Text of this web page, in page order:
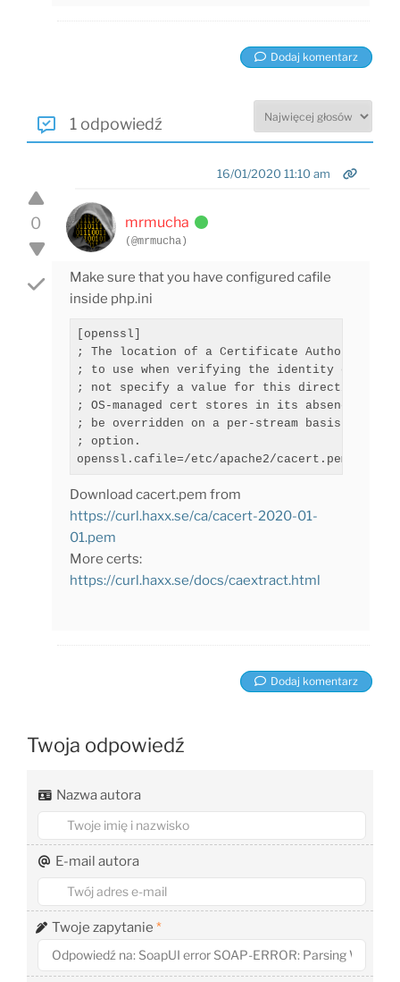
Dodaj komentarz
1 odpowiedź
0
16/01/2020 11:10 am
mrmucha
(@mrmucha)
Make sure that you have configured cafile
inside php.ini
[openssl]
; The location of a Certificate Authority
; to use when verifying the identity of SSL/
; not specify a value for this directive as
; OS-managed cert stores in its absence.
; be overridden on a per-stream basis via
; option.
Download cacert.pem from
https://curl.haxx.se/ca/cacert-2020-01-
01.pem
More certs:
https://curl.haxx.se/docs/caextract.html
Dodaj komentarz
Twoja odpowiedź
Nazwa autora
E-mail autora
Twoje zapytanie *